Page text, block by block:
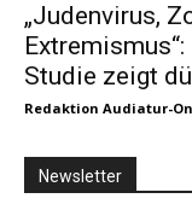
„Judenvirus,
Studie zeigt
Redaktion Audiatur-
Newsletter